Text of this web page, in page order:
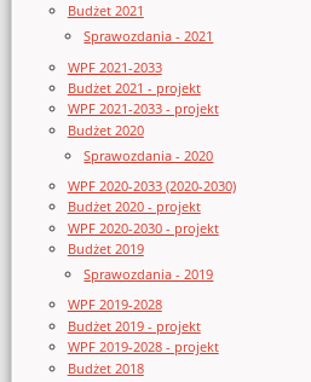
Budżet 2021
Sprawozdania - 2021
WPF 2021-2033
Budżet 2021 - projekt
WPF 2021-2033 - projekt
Budżet 2020
Sprawozdania - 2020
WPF 2020-2033 (2020-2030)
Budżet 2020 - projekt
WPF 2020-2030 - projekt
Budżet 2019
Sprawozdania - 2019
WPF 2019-2028
Budżet 2019 - projekt
WPF 2019-2028 - projekt
Budżet 2018